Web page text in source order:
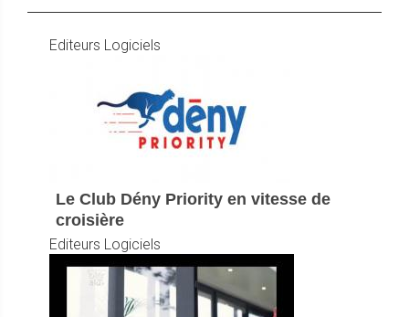
Editeurs Logiciels
Le Club Dény Priority en vitesse de
croisière
Editeurs Logiciels